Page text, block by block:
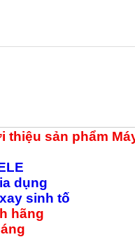
thiệu sản phẩm
dụng
sinh tố
hãng